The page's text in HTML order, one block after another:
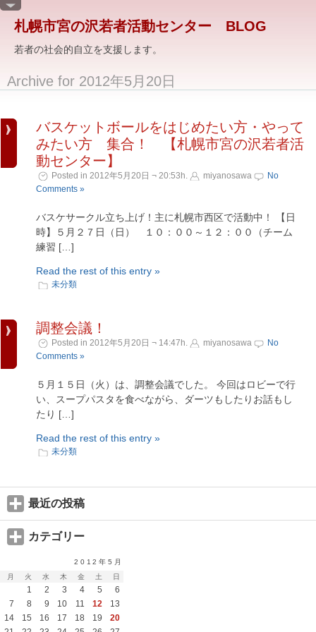
札幌市宮の沢若者活動センター BLOG
若者の社会的自立を支援します。
Archive for 2012年5月20日
バスケットボールをはじめたい方・やって
みたい方 集合！ 【札幌市宮の沢若者活
動センター】
Posted in 2012年5月20日 ¬ 20:53h. miyanosawa
No
Comments »
バスケサークル立ち上げ！主に札幌市西区で活動中！ 【日
時】５月２７日（日） １０：００～１２：００（チーム
練習 […]
Read the rest of this entry »
未分類
調整会議！
Posted in 2012年5月20日 ¬ 14:47h. miyanosawa
No
Comments »
５月１５日（火）は、調整会議でした。 今回はロビーで行
い、スープパスタを食べながら、ダーツもしたりお話もし
たり […]
Read the rest of this entry »
未分類
最近の投稿
カテゴリー
2012年5月
月
火 水 木 金 土 日
1 2 3 4 5
6
7
8 9 10 11 12
13
14
15 16 17 18 19
20